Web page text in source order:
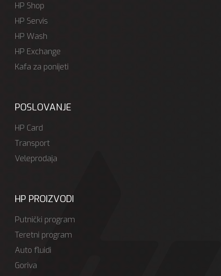
HP Shop
HP Servis
HP Wash
HP Exchange
Kafa za ponijeti
POSLOVANJE
HP Card
Transport
Veleprodaja
HP PROIZVODI
Putnički program
Teretni program
Auto fluidi
Goriva